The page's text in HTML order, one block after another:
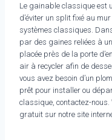
Le gainable classique est
d’éviter un split fixé au
systèmes classiques.
par des gaines reliées à
placée près de la porte
air à recycler afin de
vous avez besoin d’un
prêt pour installer ou
classique, contactez-
gratuit sur notre site